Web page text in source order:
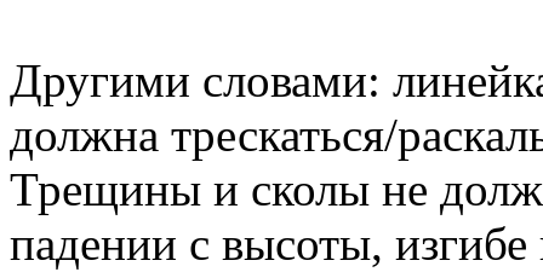
Другими словами:
должна трескаться/
Трещины и сколы не
падении с высоты,